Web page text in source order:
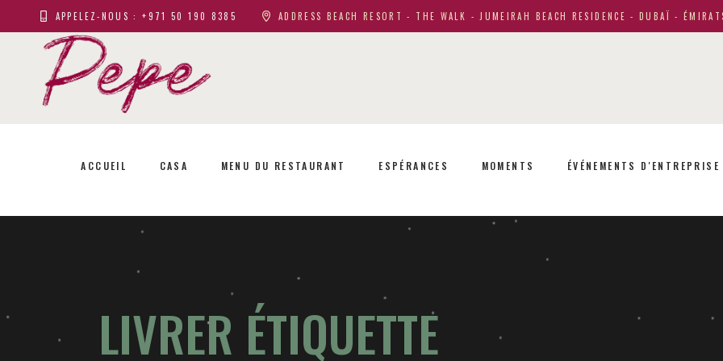
APPELEZ-NOUS : +971 50 190 8385 ADDRESS BEACH RESORT - THE WALK - JUMEIRAH BEACH RESIDENCE - DUBAÏ -
ACCUEIL CASA MENU DU RESTAURANT ESPÉRANCES MOMENTS ÉVÉNEMENTS
LIVRER ÉTIQUETTE